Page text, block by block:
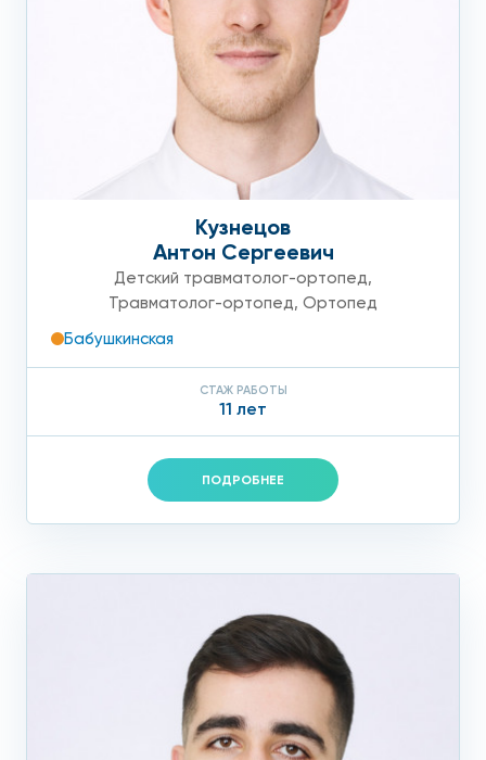
Кузнецов
Антон Сергеевич
Детский травматолог-ортопед,
Травматолог-ортопед, Ортопед
Бабушкинская
СТАЖ РАБОТЫ
11 лет
ПОДРОБНЕЕ